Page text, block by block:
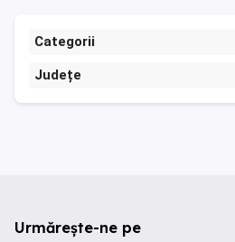
Categorii
Județe
Urmărește-ne pe